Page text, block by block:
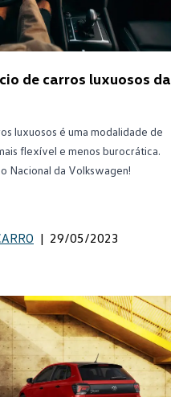
de carros luxuosos da
luxuosos é uma modalidade de
flexível e menos burocrática.
Nacional da Volkswagen!
| 29/05/2023